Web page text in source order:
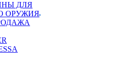
ДЛЯ
ОРУЖИЯ